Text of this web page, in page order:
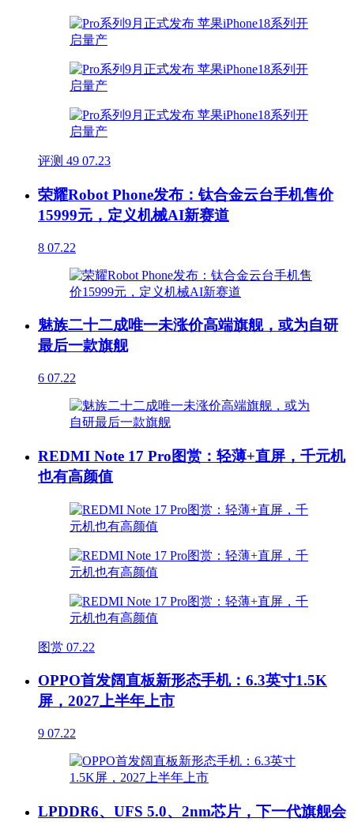
评测 49 07.23
荣耀Robot Phone发布：钛合金云台手机售价
15999元，定义机械AI新赛道
8 07.22
魅族二十二成唯一未涨价高端旗舰，或为自研
最后一款旗舰
6 07.22
REDMI Note 17 Pro图赏：轻薄+直屏，千元机
也有高颜值
图赏 07.22
OPPO首发阔直板新形态手机：6.3英寸1.5K
屏，2027上半年上市
9 07.22
LPDDR6、UFS 5.0、2nm芯片，下一代旗舰会